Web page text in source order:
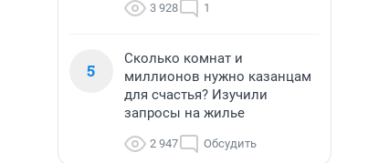
3 928 1
5
Сколько комнат и
миллионов нужно казанцам
для счастья? Изучили
запросы на жилье
2 947 Обсудить